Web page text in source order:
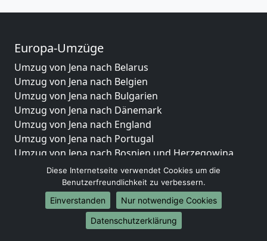
Europa-Umzüge
Umzug von Jena nach Belarus
Umzug von Jena nach Belgien
Umzug von Jena nach Bulgarien
Umzug von Jena nach Dänemark
Umzug von Jena nach England
Umzug von Jena nach Portugal
Umzug von Jena nach Bosnien und Herzegowina
Umzug von Jena nach Irland
Umzug von Jena nach Lettland
Umzug von Jena nach Zypern
Umzug von Jena nach Kroatien
Umzug von Jena nach Estland
Diese Internetseite verwendet Cookies um die
Benutzerfreundlichkeit zu verbessern.
Einverstanden
Nur notwendige Cookies
Datenschutzerklärung